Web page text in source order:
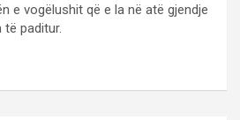
e vogëlushit që e la në atë gjendje
të paditur.